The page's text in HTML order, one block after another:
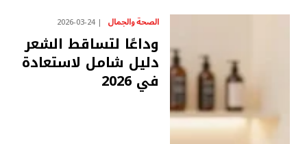
الصحة والجمال 2026-03-24
وداعًا لتساقط الشعر
دليل شامل لاستعادة
في 2026